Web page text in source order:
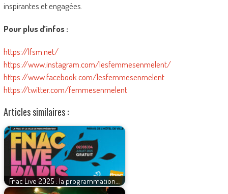
inspirantes et engagées.
Pour plus d’infos :
https://lfsm.net/
https://www.instagram.com/lesfemmesenmelent/
https://www.facebook.com/lesfemmesenmelent
https://twitter.com/femmesenmelent
Articles similaires :
Fnac Live 2025 : la programmation…